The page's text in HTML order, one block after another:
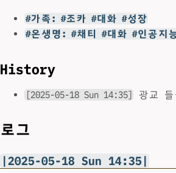
#가족: #조카 #대화 #성장
#온생명: #채티 #대화 #인공지
History
[2025-05-18 Sun 14:35] 광교
로그
|2025-05-18 Sun 14:35|